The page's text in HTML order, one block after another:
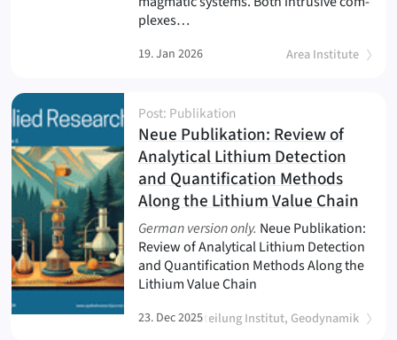
Area Institute
plexes…
19. Jan 2026
Neue Publikation: Review of
Analytical Lithium Detection
and Quantification Methods
Along the Lithium Value Chain(
Post: Publikation
Abteilung Institut, Geodynamik
)
German version only. Neue Publikation:
Review of Analytical Lithium Detection
and Quantification Methods Along the
Lithium Value Chain
23. Dec 2025